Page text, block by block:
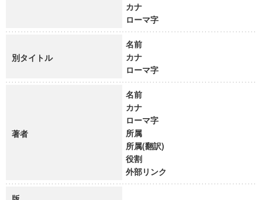
カナ
ローマ字
別タイトル
名前
カナ
ローマ字
著者
名前
カナ
ローマ字
所属
所属(翻訳)
役割
外部リンク